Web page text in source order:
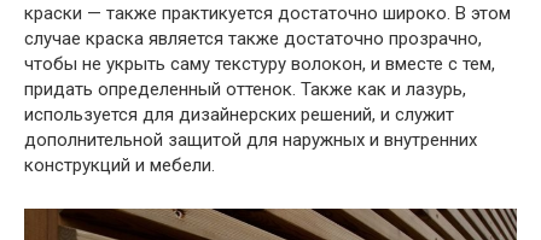
краски — также практикуется достаточно широко. В этом
случае краска является также достаточно прозрачно,
чтобы не укрыть саму текстуру волокон, и вместе с тем,
придать определенный оттенок. Также как и лазурь,
используется для дизайнерских решений, и служит
дополнительной защитой для наружных и внутренних
конструкций и мебели.